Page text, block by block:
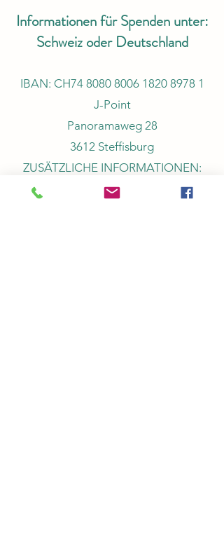
Informationen für Spenden unter:
Schweiz oder Deutschland
IBAN: CH74 8080 8006 1820 8978 1
J-Point
Panoramaweg 28
3612 Steffisburg
ZUSÄTZLICHE INFORMATIONEN:
Projekt Ecuador Hählen